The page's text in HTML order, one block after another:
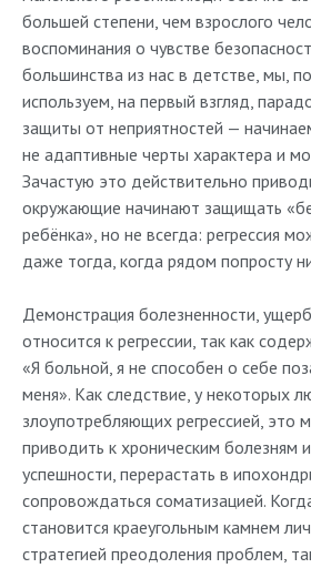
большей степени, чем взрослого
воспоминания о чувстве
большинства из нас в детстве, мы,
используем, на первый взгляд,
защиты от неприятностей —
не адаптивные черты характера и
Зачастую это действительно
окружающие начинают защищать
ребёнка», но не всегда: регрессия
даже тогда, когда рядом попросту
Демонстрация болезненности,
относится к регрессии, так как
«Я больной, я не способен о себе
меня». Как следствие, у некоторых
злоупотребляющих регрессией, это
приводить к хроническим болезням
успешности, перерастать в
сопровождаться соматизацией.
становится краеугольным камнем
стратегией преодоления проблем,